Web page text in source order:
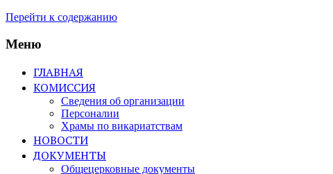
Перейти к содержанию
Меню
ГЛАВНАЯ
КОМИССИЯ
Сведения об организации
Персоналии
Храмы по викариатствам
НОВОСТИ
ДОКУМЕНТЫ
Общецерковные документы